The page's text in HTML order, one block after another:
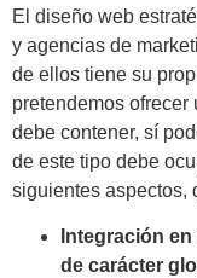
El diseño web
y agencias de
de ellos tiene su
pretendemos
debe contener, sí
de este tipo debe
siguientes aspectos,
Integración
de carácter